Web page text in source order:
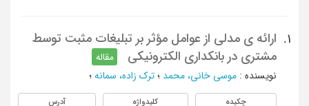
1.
ارائه ی مدلی از عوامل مؤثر بر تبلیغات مثبت توسط
مشتری در بانکداری الکترونیکی
مقاله
نویسنده : موسی خانی، محمد ؛ ترک زاده، سمانه ؛
چکیده کلیدواژه آدرس